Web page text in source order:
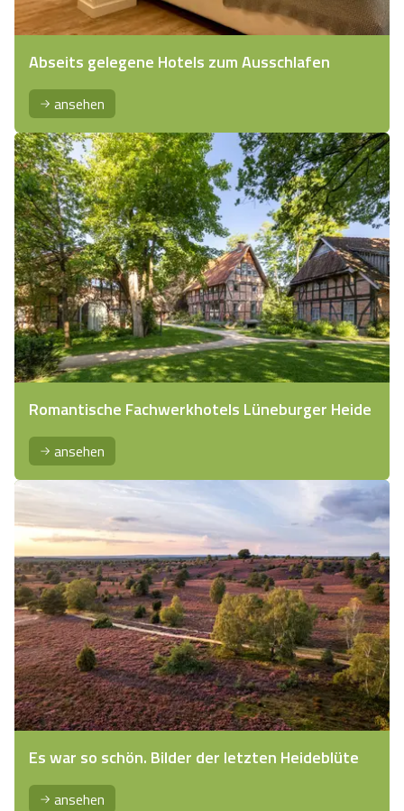
Abseits gelegene Hotels zum Ausschlafen
ansehen
Romantische Fachwerkhotels Lüneburger Heide
ansehen
Es war so schön. Bilder der letzten Heideblüte
ansehen